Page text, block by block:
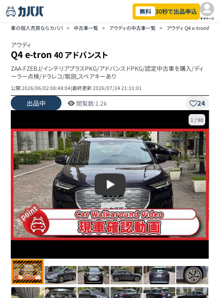
無料 30秒で出品申込
マイページ
車の個人売買ならカババ > 中古車一覧 > アウディの中古車一覧 > アウディ Q4 e-tronの中
アウディ
Q4 e-tron 40 アドバンスト
ZAA-FZEBJ/インテリアプラスPKG/アドバンスドPKG/認定中古車を購入/ディ
ーラー点検/ドラレコ/取説,スペアキーあり
公開2026/06/02 08:48:04|最終更新2026/07/24 21:31:01
出品中 閲覧数:1.2k 24
1 /98